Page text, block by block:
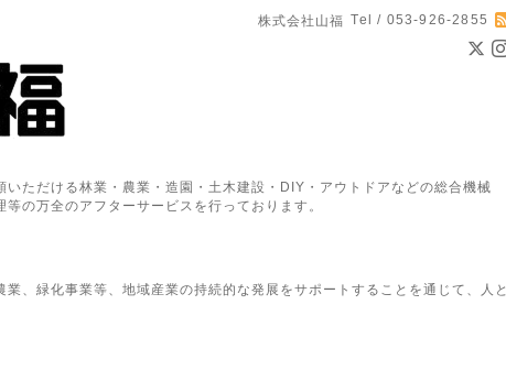
株式会社山福 Tel / 053-926-2855
ただける林業・農業・造園・土木建設・DIY・アウトドアなどの総合機械
の万全のアフターサービスを行っております。
、緑化事業等、地域産業の持続的な発展をサポートすることを通じて、人と